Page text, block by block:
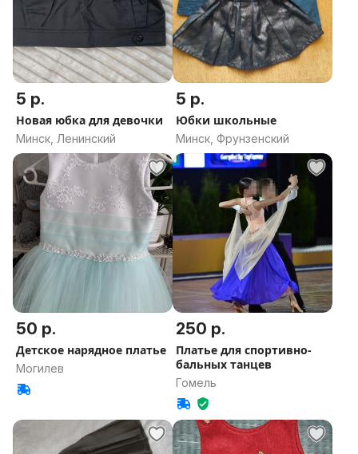
5 р.
Новая юбка для девочки
Минск, Ленинский
5 р.
Юбки школьные
Минск, Фрунзенский
50 р.
Детское нарядное платье
Могилев
250 р.
Платье для спортивно-
бальных танцев
Гомель